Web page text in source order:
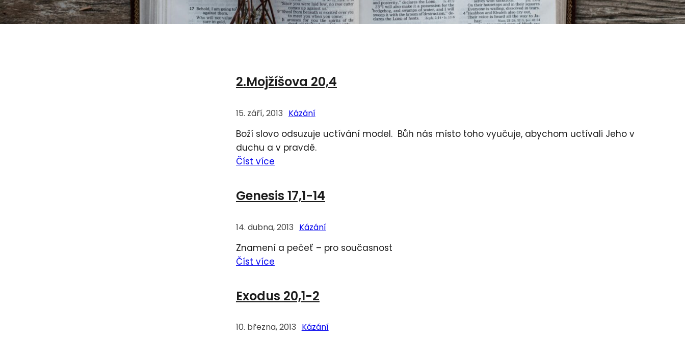
2.Mojžíšova 20,4
15. září, 2013 Kázání
Boží slovo odsuzuje uctívání model. Bůh nás místo toho vyučuje, abychom uctívali Jeho v
duchu a v pravdě.
Číst více
Genesis 17,1-14
14. dubna, 2013 Kázání
Znamení a pečeť – pro současnost
Číst více
Exodus 20,1-2
10. března, 2013 Kázání